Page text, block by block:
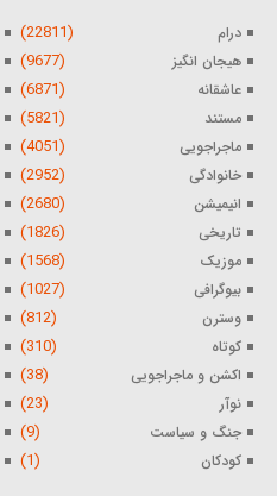
درام (22811)
هیجان انگیز (9677)
عاشقانه (6871)
مستند (5821)
ماجراجویی (4051)
خانوادگی (2952)
انیمیشن (2680)
تاریخی (1826)
موزیک (1568)
بیوگرافی (1027)
وسترن (812)
کوتاه (310)
اکشن و ماجراجویی (38)
نوآر (23)
جنگ و سیاست (9)
کودکان (1)